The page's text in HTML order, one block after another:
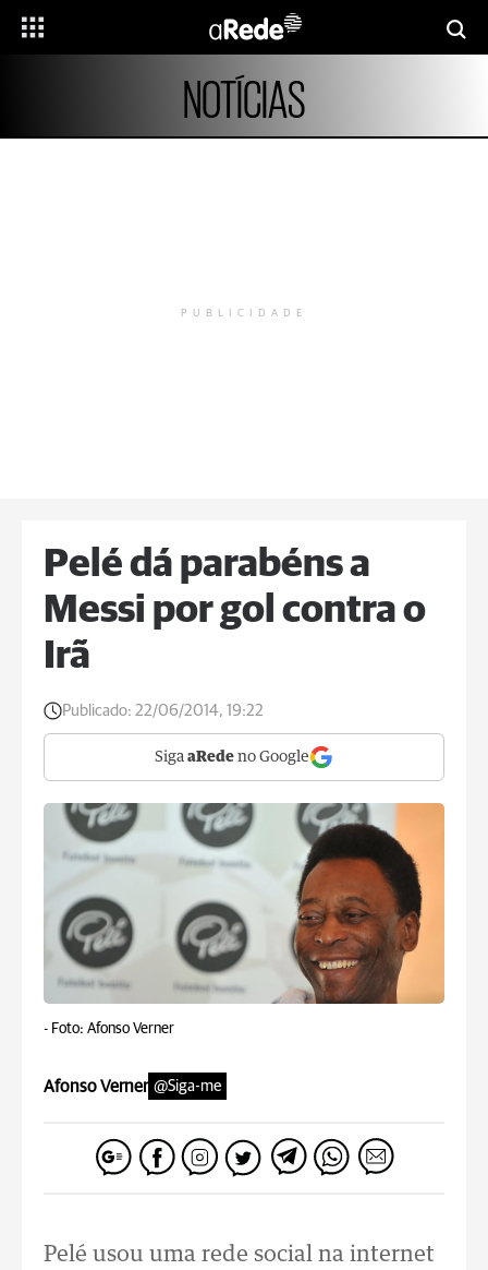
NOTÍCIAS
PUBLICIDADE
Pelé dá parabéns a
Messi por gol contra o
Irã
Publicado: 22/06/2014, 19:22
Siga aRede no Google
- Foto: Afonso Verner
Afonso Verner @Siga-me
Pelé usou uma rede social na internet